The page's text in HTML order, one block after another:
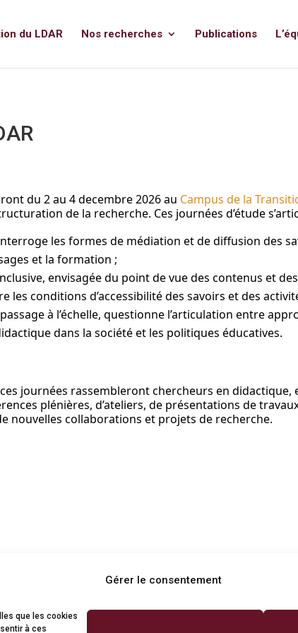
Gérer le consentement
que les cookies
à ces
du LDAR Nos recherches Publications
du 2 au 4 decembre 2026 au Campus de la
de la recherche. Ces journées d’étude
les formes de médiation et de diffusion des
et la formation ;
envisagée du point de vue des contenus et
les conditions d’accessibilité des savoirs et des
à l’échelle, questionne l’articulation entre
dans la société et les politiques éducatives.
journées rassembleront chercheurs en didactique,
plénières, d’ateliers, de présentations de
nouvelles collaborations et projets de recherche.